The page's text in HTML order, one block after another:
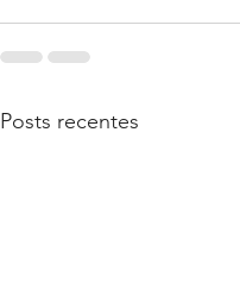
Posts recentes